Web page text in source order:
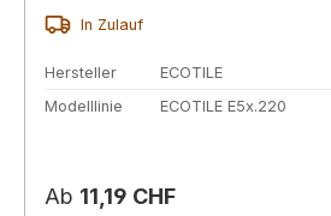
In Zulauf
Hersteller
ECOTILE
Modelllinie
ECOTILE E5x.220
Regulärer Preis:
Ab 11,19 CHF